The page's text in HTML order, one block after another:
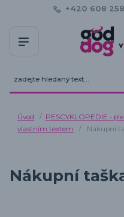
+420 608
Úvod PESCYKLOPEDIE -
vlastním textem
Nákupní
Nákupní